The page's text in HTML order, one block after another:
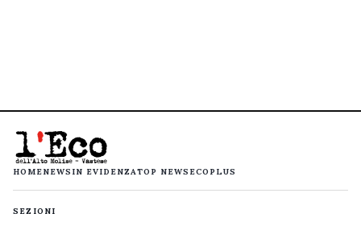
HOMENEWS IN EVIDENZATOP NEWS ECOPLUS
SEZIONI